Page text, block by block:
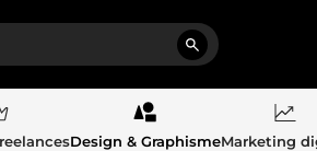
Design & GraphismeMarketing